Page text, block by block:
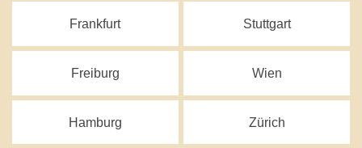
Frankfurt
Freiburg
Hamburg
Stuttgart
Wien
Zürich